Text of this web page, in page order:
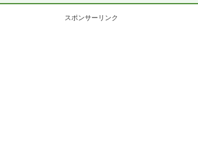
スポンサーリンク